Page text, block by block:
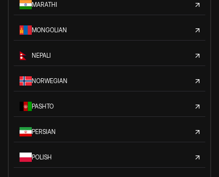
MARATHI
MONGOLIAN
NEPALI
NORWEGIAN
PASHTO
PERSIAN
POLISH